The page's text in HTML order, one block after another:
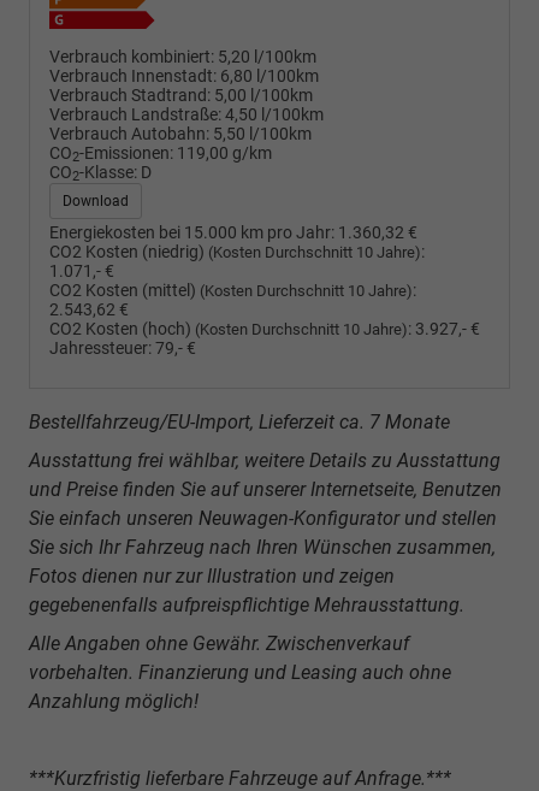
Verbrauch kombiniert: 5,20 l/100km
Verbrauch Innenstadt: 6,80 l/100km
Verbrauch Stadtrand: 5,00 l/100km
Verbrauch Landstraße:4,50 l/100km
Verbrauch Autobahn: 5,50 l/100km
CO2-Emissionen: 119,00 g/km
CO2-Klasse: D
Download
Energiekosten bei 15.000 km pro Jahr: 1.360,32 €
CO2 Kosten (niedrig) (Kosten Durchschnitt 10 Jahre):
1.071,- €
CO2 Kosten (mittel) (Kosten Durchschnitt 10 Jahre):
2.543,62 €
CO2 Kosten (hoch) (Kosten Durchschnitt 10 Jahre): 3.927,- €
Jahressteuer:79,- €
Bestellfahrzeug/EU-Import, Lieferzeit ca. 7 Monate
Ausstattung frei wählbar, weitere Details zu Ausstattung
und Preise finden Sie auf unserer Internetseite, Benutzen
Sie einfach unseren Neuwagen-Konfigurator und stellen
Sie sich Ihr Fahrzeug nach Ihren Wünschen zusammen,
Fotos dienen nur zur Illustration und zeigen
gegebenenfalls aufpreispflichtige Mehrausstattung.
Alle Angaben ohne Gewähr. Zwischenverkauf
vorbehalten. Finanzierung und Leasing auch ohne
Anzahlung möglich!
***Kurzfristig lieferbare Fahrzeuge auf Anfrage.***